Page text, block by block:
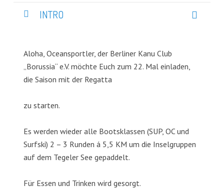
INTRO
Aloha, Oceansportler, der Berliner Kanu Club
„Borussia“ e.V. möchte Euch zum 22. Mal einladen,
die Saison mit der Regatta
zu starten.
Es werden wieder alle Bootsklassen (SUP, OC und
Surfski) 2 – 3 Runden á 5,5 KM um die Inselgruppen
auf dem Tegeler See gepaddelt.
Für Essen und Trinken wird gesorgt.